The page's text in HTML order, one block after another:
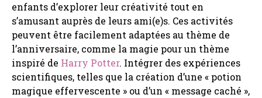
enfants d’explorer leur créativité tout en
s’amusant auprès de leurs ami(e)s. Ces activités
peuvent être facilement adaptées au thème de
l’anniversaire, comme la magie pour un thème
inspiré de Harry Potter. Intégrer des expériences
scientifiques, telles que la création d’une « potion
magique effervescente » ou d’un « message caché »,